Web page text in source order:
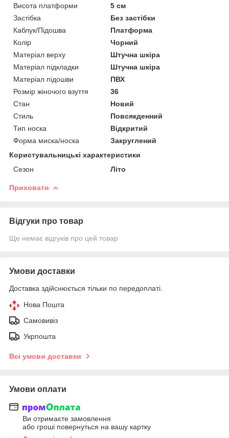
Висота платформи
5 см
Застібка
Без застібки
Каблук/Підошва
Платформа
Колір
Чорний
Матеріал верху
Штучна шкіра
Матеріал підкладки
Штучна шкіра
Матеріал підошви
ПВХ
Розмір жіночого взуття
36
Стан
Новий
Стиль
Повсякденний
Тип носка
Відкритий
Форма миска/носка
Закруглений
Користувальницькі характеристики
Сезон
Літо
Приховати
Відгуки про товар
Ще немає відгуків про цей товар
Умови доставки
Доставка здійснюється тільки по передоплаті.
Нова Пошта
Самовивіз
Укрпошта
Всі умови доставки
Умови оплати
Ви отримаєте замовлення
або гроші повернуться на вашу картку